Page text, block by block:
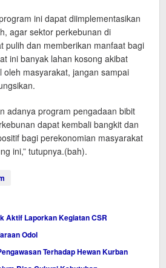
ini dapat diimplementasikan
agar sektor perkebunan di
pulih dan memberikan manfaat bagi
ini banyak lahan kosong akibat
oleh masyarakat, jangan sampai
adanya program pengadaan bibit
dapat kembali bangkit dan
bagi perekonomian masyarakat
ini,” tutupnya.(bah).
Aktif Laporkan Kegiatan CSR
Odol
Terhadap Hewan Kurban